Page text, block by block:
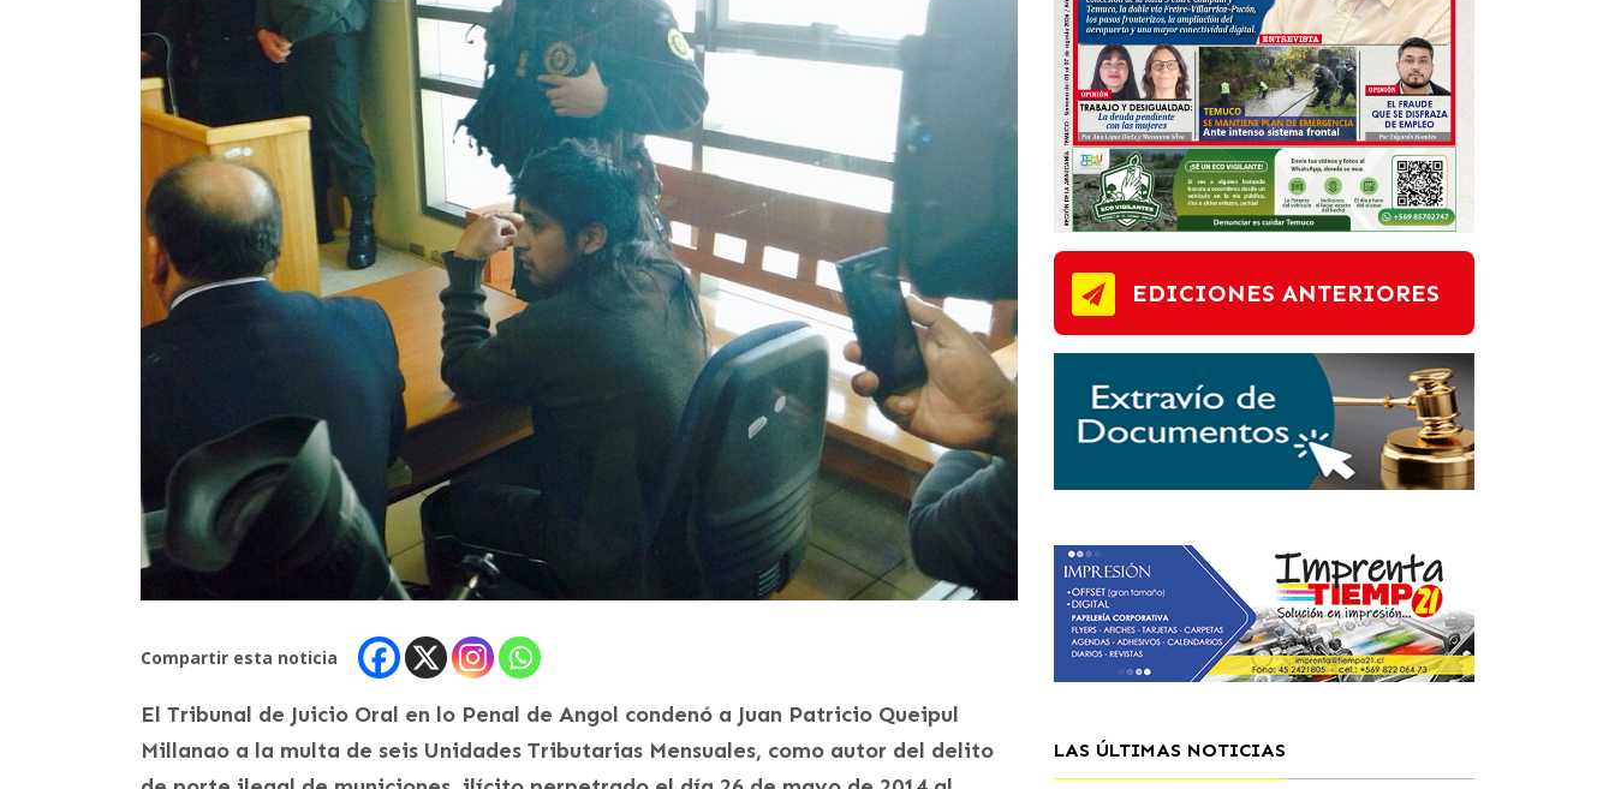
Compartir esta noticia
El Tribunal de Juicio Oral en lo Penal de Angol condenó a Juan Patricio Queipul
Millanao a la multa de seis Unidades Tributarias Mensuales, como autor del delito
EDICIONES ANTERIORES
LAS ÚLTIMAS NOTICIAS